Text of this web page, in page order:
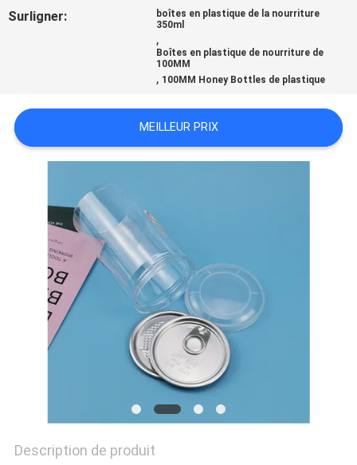
NOUVELLES
PLAN
DU
PRIVACY
POLICY
Surligner:
boîtes en plastique de la nourriture
350ml
,
Boîtes en plastique de nourriture de
100MM
, 100MM Honey Bottles de plastique
MEILLEUR PRIX
Description de produit